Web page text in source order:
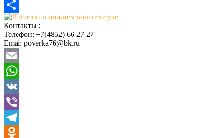
Odnoklassniki
Отправить
Контакты :
Телефон: +7(4852) 66 27 27
Emai: poverka76@bk.ru
Email
WhatsApp
VK
Viber
Telegram